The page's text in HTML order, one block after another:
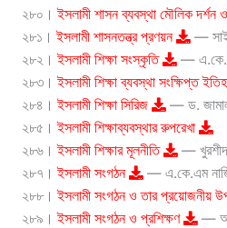
২৮০।ইসলামী শাসন ব্যবস্থা মৌলিক দর্শন ও
২৮১।ইসলামী শাসনতন্ত্র প্রণয়ন
—
২৮২।ইসলামী শিক্ষা সংস্কৃতি
—
২৮৩।ইসলামী শিক্ষা ব্যবস্থা সংক্ষিপ্ত
২৮৪।ইসলামী শিক্ষা সিরিজ
— ড. জামাল
২৮৫।ইসলামী শিক্ষাব্যবস্থার রুপরেখা
২৮৬।ইসলামী শিক্ষার মূলনীতি
—
২৮৭।ইসলামী সংগঠন
— এ.কে.এম
২৮৮।ইসলামী সংগঠন ও তার প্রয়োজনীয়
২৮৯।ইসলামী সংগঠন ও প্রশিক্ষণ
—